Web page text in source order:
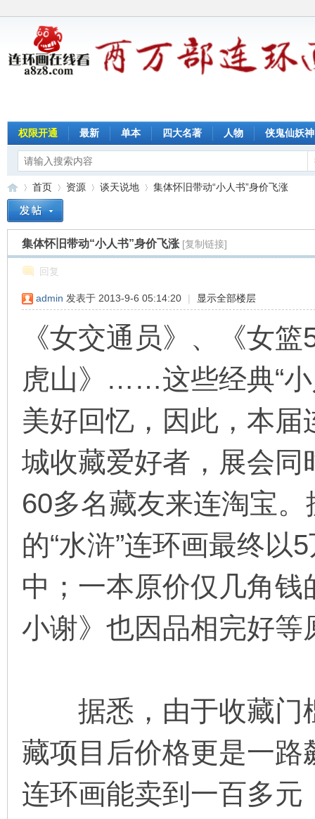
权限开通 最新 单本 四大名著 人物 侠鬼仙妖神
»
首页
›
资源
›
谈天说地
›
集体怀旧带动“小人书”身价飞涨
集体怀旧带动“小人书”身价飞涨 [复制链接]
回复
admin 发表于 2013-9-6 05:14:20 | 显示全部楼层
《女交通员》、《女
虎山》……这些经典“小
美好回忆，因此，本
城收藏爱好者，展会
60多名藏友来连淘宝
的“水浒”连环画最终以
中；一本原价仅几角
小谢》也因品相完好
据悉，由于收藏门
藏项目后价格更是一
连环画能卖到一百多